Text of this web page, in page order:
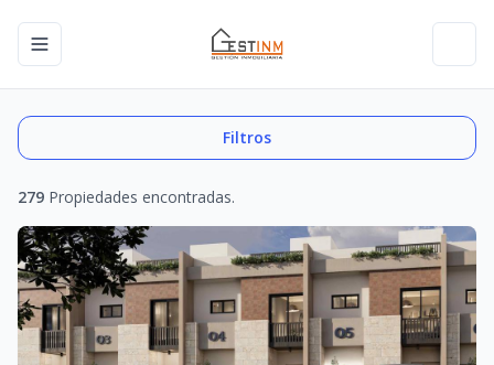
Toggle navigation menu
Filtros
279 Propiedades encontradas.